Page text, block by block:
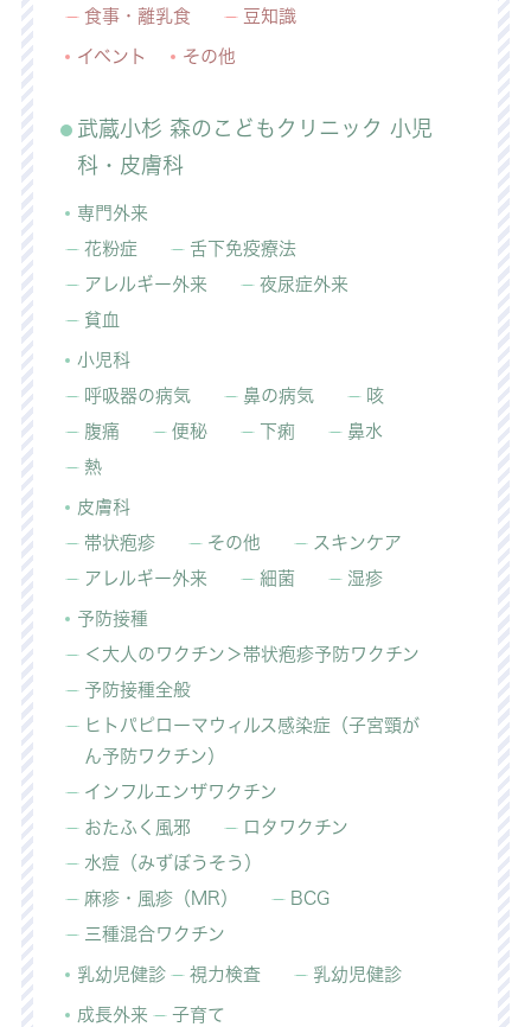
食事・離乳食 豆知識
イベント その他
武蔵小杉 森のこどもクリニック 小児
科・皮膚科
専門外来
花粉症
舌下免疫療法
アレルギー外来
夜尿症外来
貧血
小児科
呼吸器の病気
鼻の病気
咳
腹痛
便秘 下痢
鼻水
熱
皮膚科
帯状疱疹
その他
スキンケア
アレルギー外来
細菌 湿疹
予防接種
＜大人のワクチン＞帯状疱疹予防ワクチン
予防接種全般
ヒトパピローマウィルス感染症（子宮頸が
ん予防ワクチン）
インフルエンザワクチン
おたふく風邪
ロタワクチン
水痘（みずぼうそう）
麻疹・風疹（MR）
BCG
三種混合ワクチン
乳幼児健診 視力検査 乳幼児健診
成長外来 子育て